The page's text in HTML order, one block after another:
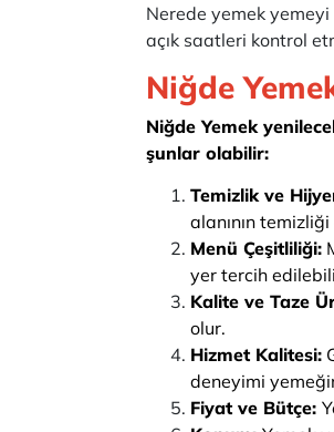
Nerede yemek
açık saatleri kontrol
Niğde
Niğde Yemek
şunlar olabilir:
Temizlik ve
alanının
Menü Çeşitliliği:
yer tercih
Kalite ve Taze
olur.
Hizmet Kalitesi:
deneyimi
Fiyat ve Bütçe: